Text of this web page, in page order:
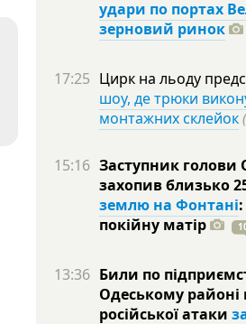
удари по портах
зерновий ринок
17:25 Цирк на льоду
шоу, де трюки
монтажних склейок
15:16 Заступник голови
захопив близько
землю на Фонтані
покійну матір
13:36 Били по
Одеському районі
російської атаки